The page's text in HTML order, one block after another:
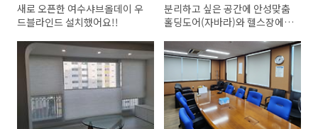
새로 오픈한 여수샤브올데이 우
드블라인드 설치했어요!!
분리하고 싶은 공간에 안성맞춤
홀딩도어(자바라)와 헬스장에